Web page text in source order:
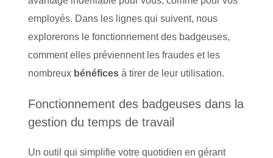
employés. Dans les lignes qui suivent, nous
explorerons le fonctionnement des badgeuses,
comment elles préviennent les fraudes et les
nombreux bénéficesà tirer de leur utilisation.
Fonctionnement des badgeuses dans la
gestion du temps de travail
Un outil qui simplifie votre quotidien en gérant